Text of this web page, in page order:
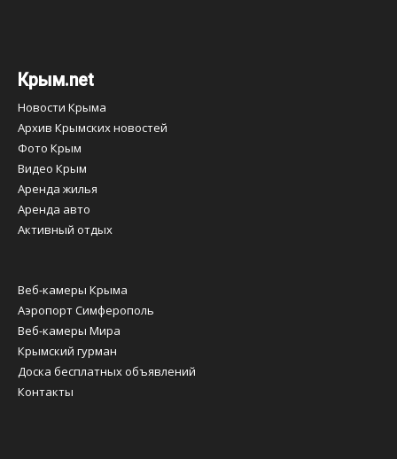
Крым.net
Новости Крыма
Архив Крымских новостей
Фото Крым
Видео Крым
Аренда жилья
Аренда авто
Активный отдых
Веб-камеры Крыма
Аэропорт Симферополь
Веб-камеры Мира
Крымский гурман
Доска бесплатных объявлений
Контакты